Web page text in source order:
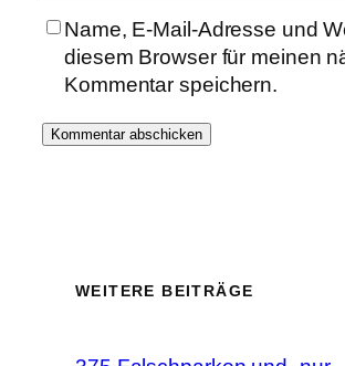
Name, E-Mail-Adresse und
diesem Browser für meinen
Kommentar speichern.
WEITERE BEITRÄGE